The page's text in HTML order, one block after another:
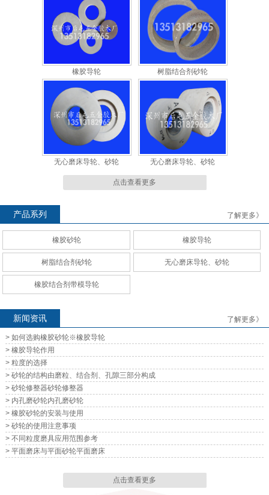
橡胶导轮 树脂结合剂砂轮
无心磨床导轮、砂轮 无心磨床导轮、砂轮
无心磨床导轮、砂轮 无心磨床导轮、砂轮
无心磨床导轮、砂轮 无心磨床导轮、砂轮
无心磨床导轮、砂轮 无心磨床导轮、砂轮
点击查看更多
产品系列 了解更多》
橡胶砂轮 橡胶导轮
树脂结合剂砂轮 无心磨床导轮、砂轮
橡胶结合剂带模导轮
新闻资讯 了解更多》
> 如何选购橡胶砂轮※橡胶导轮
> 橡胶导轮作用
> 粒度的选择
> 砂轮的结构由磨粒、结合剂、孔隙三部分构成
> 砂轮修整器砂轮修整器
> 内孔磨砂轮内孔磨砂轮
> 橡胶砂轮的安装与使用
> 砂轮的使用注意事项
> 不同粒度磨具应用范围参考
> 平面磨床与平面砂轮平面磨床
点击查看更多